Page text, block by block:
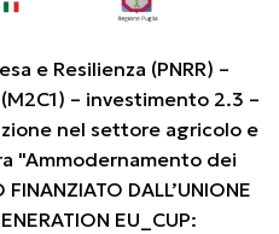
e Resilienza (PNRR) –
– investimento 2.3 –
nel settore agricolo e
"Ammodernamento dei
DALL’UNIONE
EU_CUP: